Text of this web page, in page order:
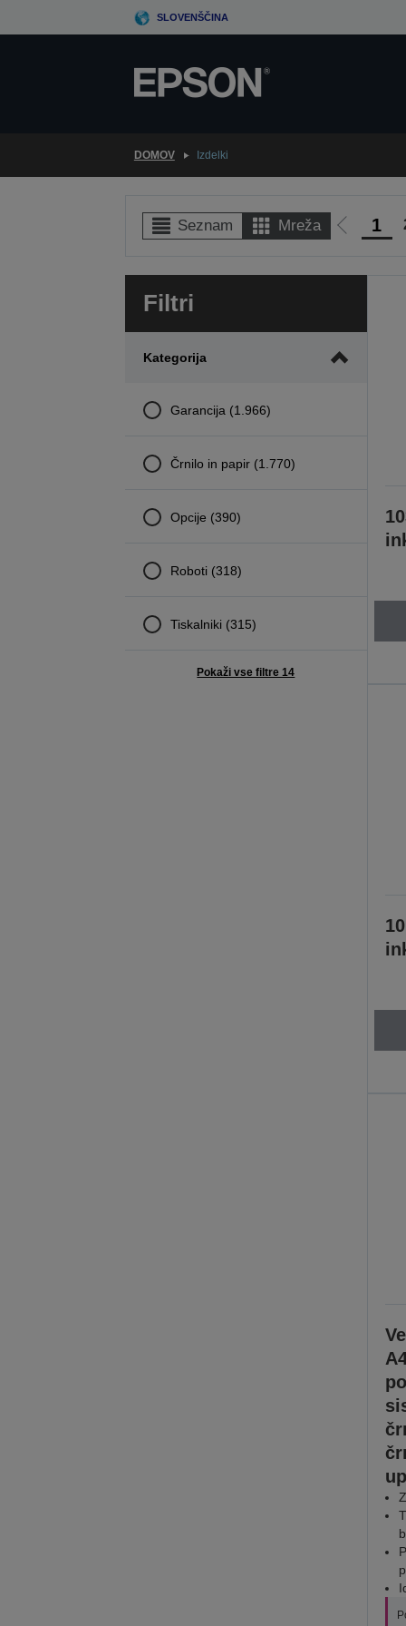
to
SLOVENŠČINA
DOMOV Izdelki
Seznam Mreža
Pojdi
prejšnjo
1
Filtri
Kategorija
Garancija (1.966)
Črnilo in papir (1.770)
Opcije (390)
Roboti (318)
Tiskalniki (315)
Pokaži vse filtre 14